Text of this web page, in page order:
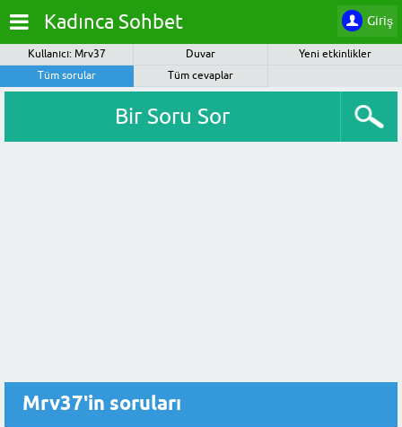
Giriş
Kadınca Sohbet
Kullanıcı: Mrv37 Duvar
Yeni etkinlikler
Tüm sorular
Tüm cevaplar
Bir Soru Sor
Mrv37'in soruları